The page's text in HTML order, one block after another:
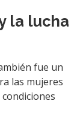
la lucha
fue un
las mujeres